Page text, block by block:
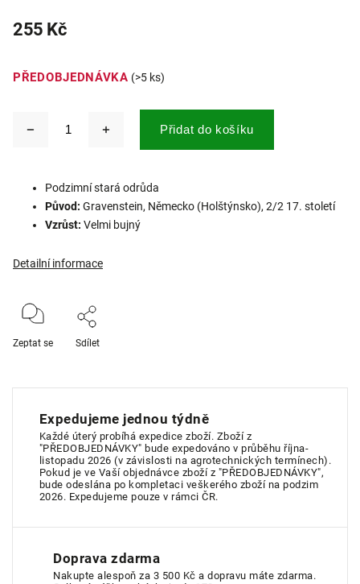
255 Kč
PŘEDOBJEDNÁVKA (>5 ks)
Přidat do košíku
Podzimní stará odrůda
Původ: Gravenstein, Německo (Holštýnsko), 2/2 17. století
Vzrůst: Velmi bujný
Detailní informace
Zeptat se Sdílet
Expedujeme jednou týdně
Každé úterý probíhá expedice zboží. Zboží z
"PŘEDOBJEDNÁVKY" bude expedováno v průběhu října-
listopadu 2026 (v závislosti na agrotechnických termínech).
Pokud je ve Vaší objednávce zboží z "PŘEDOBJEDNÁVKY",
bude odeslána po kompletaci veškerého zboží na podzim
2026. Expedujeme pouze v rámci ČR.
Doprava zdarma
Nakupte alespoň za 3 500 Kč a dopravu máte zdarma.